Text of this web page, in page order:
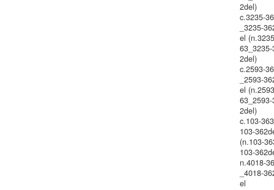
2del)
c.3235-
_3235-
el
63_3235-
2del)
c.2593-
_2593-
el
63_2593-
2del)
c.103-
103-
(n.103-
103-
n.4018-
_4018-
el